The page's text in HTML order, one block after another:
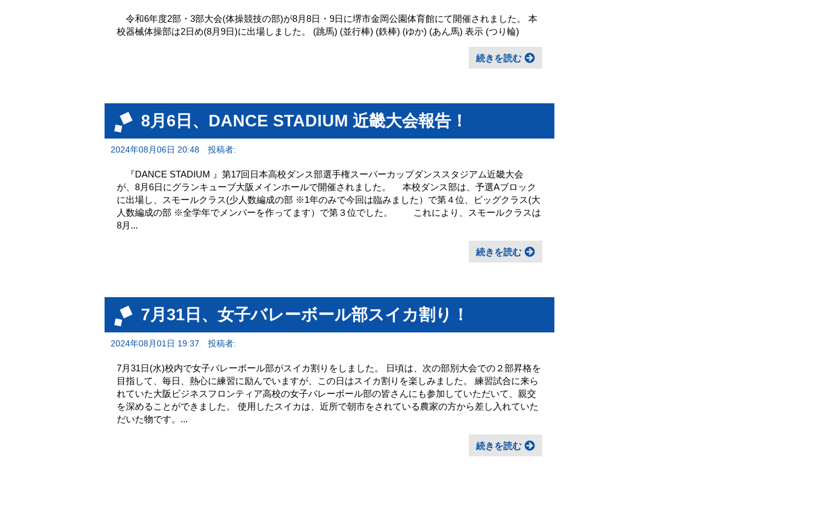
令和6年度2部・3部大会(体操競技の部)が8月8日・9日に堺市金岡公園体育館にて開催されました。 本
校器械体操部は2日め(8月9日)に出場しました。 (跳馬) (並行棒) (鉄棒) (ゆか) (あん馬) 表示 (つり輪)
続きを読む
8月6日、DANCE STADIUM 近畿大会報告！
2024年08月06日 20:48 投稿者:
『DANCE STADIUM 』第17回日本高校ダンス部選手権スーパーカップダンススタジアム近畿大会
が、8月6日にグランキューブ大阪メインホールで開催されました。 本校ダンス部は、予選Aブロック
に出場し、スモールクラス(少人数編成の部 ※1年のみで今回は臨みました）で第４位、ビッグクラス(大
人数編成の部 ※全学年でメンバーを作ってます）で第３位でした。 これにより、スモールクラスは
8月...
続きを読む
7月31日、女子バレーボール部スイカ割り！
2024年08月01日 19:37 投稿者:
7月31日(水)校内で女子バレーボール部がスイカ割りをしました。 日頃は、次の部別大会での２部昇格を
目指して、毎日、熱心に練習に励んでいますが、この日はスイカ割りを楽しみました。 練習試合に来ら
れていた大阪ビジネスフロンティア高校の女子バレーボール部の皆さんにも参加していただいて、親交
を深めることができました。 使用したスイカは、近所で朝市をされている農家の方から差し入れていた
だいた物です。...
続きを読む